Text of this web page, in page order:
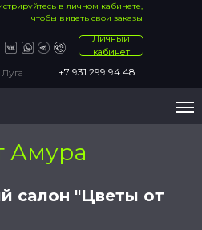
+7 931 299 94 48
Луга
Личный
кабинет
в личном кабинете,
чтобы видеть свои заказы
Амура
салон "Цветы от